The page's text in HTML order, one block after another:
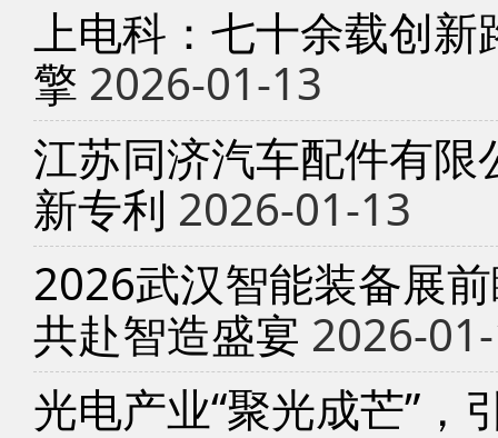
上电科：七十余载创
擎 2026-01-13
江苏同济汽车配件有
新专利 2026-01-13
2026武汉智能装备展
共赴智造盛宴 2026-
光电产业“聚光成芒”，